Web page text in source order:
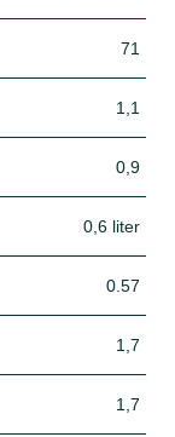
71
1,1
0,9
0,6 liter
0.57
1,7
1,7